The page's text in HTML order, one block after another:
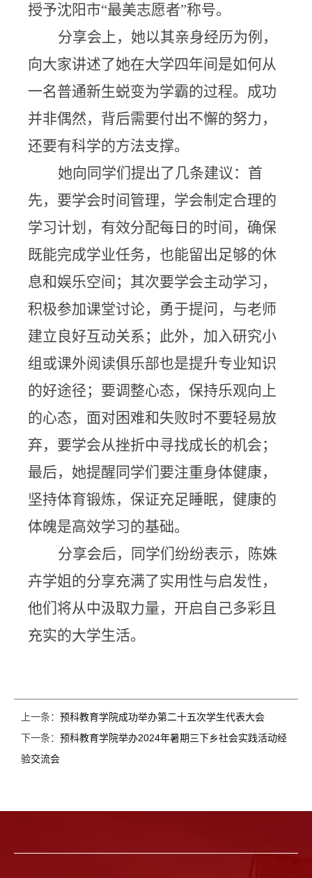
授予沈阳市“最美志愿者”称号。
分享会上，她以其亲身经历为例，
向大家讲述了她在大学四年间是如何从
一名普通新生蜕变为学霸的过程。成功
并非偶然，背后需要付出不懈的努力，
还要有科学的方法支撑。
她向同学们提出了几条建议：首
先，要学会时间管理，学会制定合理的
学习计划，有效分配每日的时间，确保
既能完成学业任务，也能留出足够的休
息和娱乐空间；其次要学会主动学习，
积极参加课堂讨论，勇于提问，与老师
建立良好互动关系；此外，加入研究小
组或课外阅读俱乐部也是提升专业知识
的好途径；要调整心态，保持乐观向上
的心态，面对困难和失败时不要轻易放
弃，要学会从挫折中寻找成长的机会；
最后，她提醒同学们要注重身体健康，
坚持体育锻炼，保证充足睡眠，健康的
体魄是高效学习的基础。
分享会后，
同学们纷纷表示，陈姝
卉学姐的分享充满了实用性与启发性，
他们将从中汲取力量，开启自己多彩且
充实的大学生活。
上一条： 预科教育学院成功举办第二十五次学生代表大会
下一条： 预科教育学院举办2024年暑期三下乡社会实践活动经
验交流会